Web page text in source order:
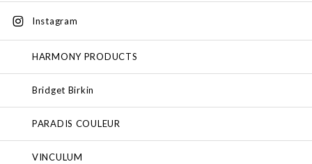
Instagram
HARMONY PRODUCTS
Bridget Birkin
PARADIS COULEUR
VINCULUM